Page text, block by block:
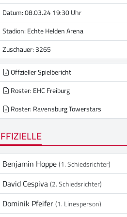
Datum: 08.03.24 19:30 Uhr
Stadion:Echte Helden Arena
Zuschauer: 3265
Offzieller Spielbericht
Roster: EHC Freiburg
Roster: Ravensburg Towerstars
Benjamin Hoppe(1. Schiedsrichter)
David Cespiva(2. Schiedsrichter)
Dominik Pfeifer(1. Linesperson)